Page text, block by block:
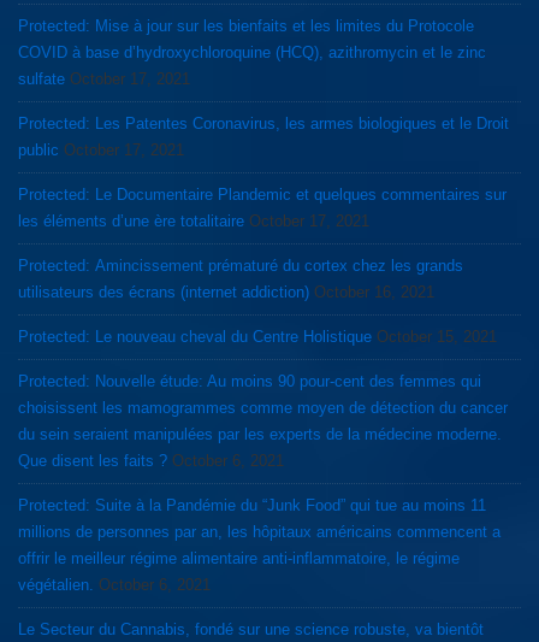
Protected: Mise à jour sur les bienfaits et les limites du Protocole
COVID à base d’hydroxychloroquine (HCQ), azithromycin et le zinc
sulfate October 17, 2021
Protected: Les Patentes Coronavirus, les armes biologiques et le Droit
public October 17, 2021
Protected: Le Documentaire Plandemic et quelques commentaires sur
les éléments d’une ère totalitaire October 17, 2021
Protected: Amincissement prématuré du cortex chez les grands
utilisateurs des écrans (internet addiction) October 16, 2021
Protected: Le nouveau cheval du Centre Holistique October 15, 2021
Protected: Nouvelle étude: Au moins 90 pour-cent des femmes qui
choisissent les mamogrammes comme moyen de détection du cancer
du sein seraient manipulées par les experts de la médecine moderne.
Que disent les faits ? October 6, 2021
Protected: Suite à la Pandémie du “Junk Food” qui tue au moins 11
millions de personnes par an, les hôpitaux américains commencent a
offrir le meilleur régime alimentaire anti-inflammatoire, le régime
végétalien. October 6, 2021
Le Secteur du Cannabis, fondé sur une science robuste, va bientôt